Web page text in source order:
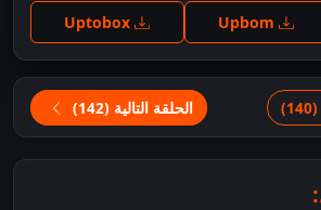
Uptobox
الحلقة التالية (142)